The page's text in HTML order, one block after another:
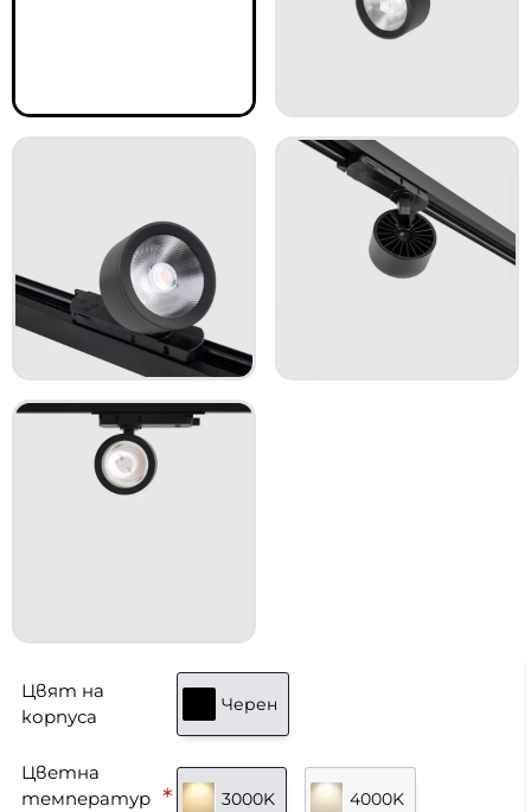
Цвят на
корпуса
Черен
Цветна
температур
3000K 4000K